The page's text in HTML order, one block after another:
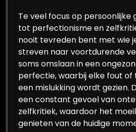
Te veel focus op persoonlijke
tot perfectionisme en
nooit tevreden bent met wie
streven naar voortdurende
soms omslaan in een
perfectie, waarbij elke fout
een mislukking wordt gezien.
een constant gevoel van
zelfkritiek, waardoor het
genieten van de huidige